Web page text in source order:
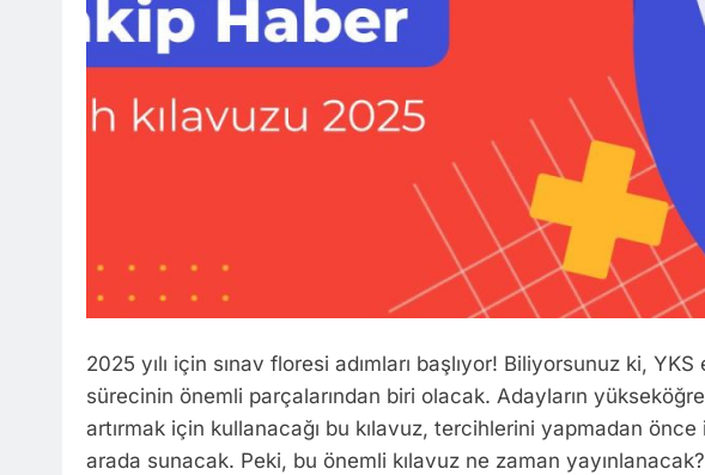
2025 yılı için sınav floresi adımları başlıyor! Biliyorsunuz ki,
sürecinin önemli parçalarından biri olacak. Adayların
artırmak için kullanacağı bu kılavuz, tercihlerini yapmadan
arada sunacak. Peki, bu önemli kılavuz ne zaman